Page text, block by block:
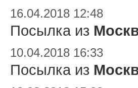
16.04.2018 12:48
Посылка из
10.04.2018 16:33
Посылка из